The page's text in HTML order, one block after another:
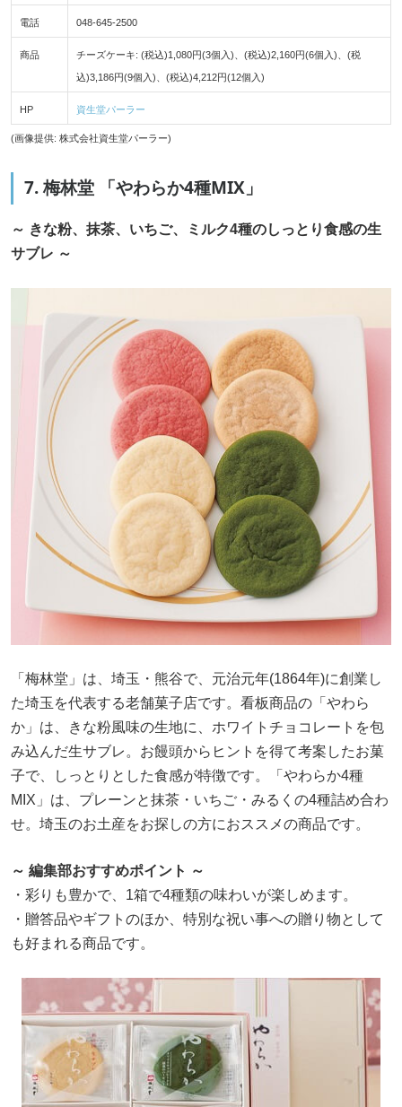
電話 048-645-2500
商品 チーズケーキ: (税込)1,080円(3個入)、(税込)2,160円(6個入)、(税
込)3,186円(9個入)、(税込)4,212円(12個入)
HP 資生堂パーラー
(画像提供: 株式会社資生堂パーラー)
7. 梅林堂 「やわらか4種MIX」
～ きな粉、抹茶、いちご、ミルク4種のしっとり食感の生
サブレ ～
「梅林堂」は、埼玉・熊谷で、元治元年(1864年)に創業し
た埼玉を代表する老舗菓子店です。看板商品の「やわら
か」は、きな粉風味の生地に、ホワイトチョコレートを包
み込んだ生サブレ。お饅頭からヒントを得て考案したお菓
子で、しっとりとした食感が特徴です。「やわらか4種
MIX」は、プレーンと抹茶・いちご・みるくの4種詰め合わ
せ。埼玉のお土産をお探しの方におススメの商品です。
～ 編集部おすすめポイント ～
・彩りも豊かで、1箱で4種類の味わいが楽しめます。
・贈答品やギフトのほか、特別な祝い事への贈り物として
も好まれる商品です。